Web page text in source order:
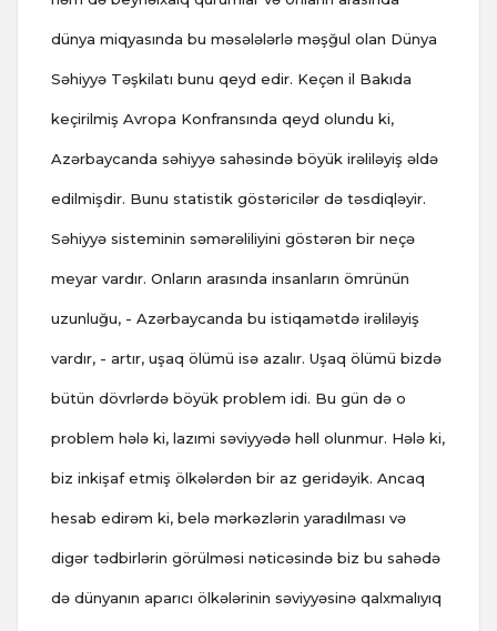
dünya miqyasında bu məsələlərlə məşğul olan Dünya
Səhiyyə Təşkilatı bunu qeyd edir. Keçən il Bakıda
keçirilmiş Avropa Konfransında qeyd olundu ki,
Azərbaycanda səhiyyə sahəsində böyük irəliləyiş əldə
edilmişdir. Bunu statistik göstəricilər də təsdiqləyir.
Səhiyyə sisteminin səmərəliliyini göstərən bir neçə
meyar vardır. Onların arasında insanların ömrünün
uzunluğu, - Azərbaycanda bu istiqamətdə irəliləyiş
vardır, - artır, uşaq ölümü isə azalır. Uşaq ölümü bizdə
bütün dövrlərdə böyük problem idi. Bu gün də o
problem hələ ki, lazımi səviyyədə həll olunmur. Hələ ki,
biz inkişaf etmiş ölkələrdən bir az geridəyik. Ancaq
hesab edirəm ki, belə mərkəzlərin yaradılması və
digər tədbirlərin görülməsi nəticəsində biz bu sahədə
də dünyanın aparıcı ölkələrinin səviyyəsinə qalxmalıyıq